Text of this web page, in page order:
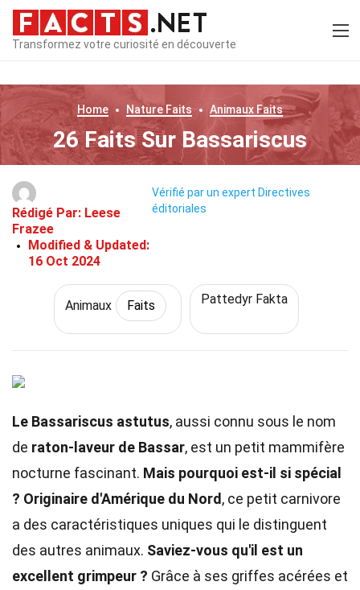
Transformez votre curiosité en découverte
Home Nature Faits Animaux Faits
26 Faits Sur Bassariscus
Rédigé Par: Leese
Frazee
Modified & Updated:
16 Oct 2024
Vérifié par un expert Directives
éditoriales
Animaux Faits Pattedyr Fakta
Le Bassariscus astutus, aussi connu sous le nom
de raton-laveur de Bassar, est un petit mammifère
nocturne fascinant. Mais pourquoi est-il si spécial
? Originaire d'Amérique du Nord , ce petit carnivore
a des caractéristiques uniques qui le distinguent
des autres animaux. Saviez-vous qu'il est un
excellent grimpeur ? Grâce à ses griffes acérées et